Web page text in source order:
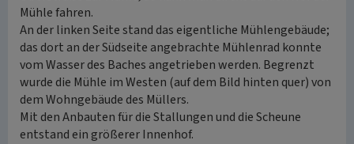
Mühle fahren.
An der linken Seite stand das eigentliche Mühlengebäude;
das dort an der Südseite angebrachte Mühlenrad konnte
vom Wasser des Baches angetrieben werden. Begrenzt
wurde die Mühle im Westen (auf dem Bild hinten quer) von
dem Wohngebäude des Müllers.
Mit den Anbauten für die Stallungen und die Scheune
entstand ein größerer Innenhof.